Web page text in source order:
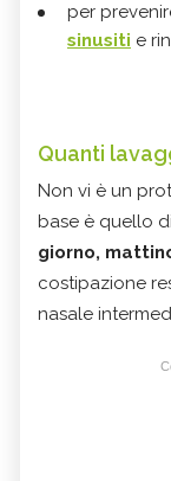
per
sinusiti e
Quanti
Non vi è un
base è quello
giorno,
costipazione
nasale